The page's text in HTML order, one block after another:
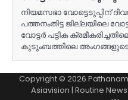
നിയമസഭാ വോട്ടെടുപ്പിന്
പത്തനംതിട്ട ജില്ലയിലെ
വോട്ടർ പട്ടിക
കുടുംബത്തിലെ അംഗങ്ങളുടെ
Copyright © 2026
Asiavision | Routine